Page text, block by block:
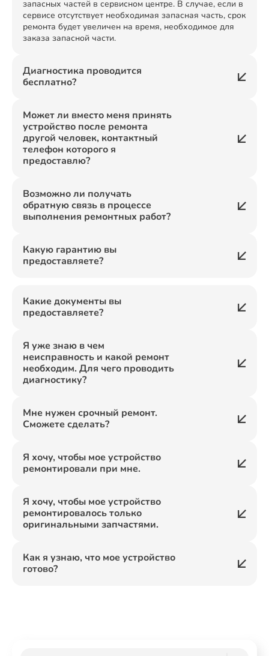
запасных частей в сервисном центре. В случае, если в
сервисе отсутствует необходимая запасная часть, срок
ремонта будет увеличен на время, необходимое для
заказа запасной части.
Диагностика проводится
бесплатно?
Может ли вместо меня принять
устройство после ремонта
другой человек, контактный
телефон которого я
предоставлю?
Возможно ли получать
обратную связь в процессе
выполнения ремонтных работ?
Какую гарантию вы
предоставляете?
Какие документы вы
предоставляете?
Я уже знаю в чем
неисправность и какой ремонт
необходим. Для чего проводить
диагностику?
Мне нужен срочный ремонт.
Сможете сделать?
Я хочу, чтобы мое устройство
ремонтировали при мне.
Я хочу, чтобы мое устройство
ремонтировалось только
оригинальными запчастями.
Как я узнаю, что мое устройство
готово?